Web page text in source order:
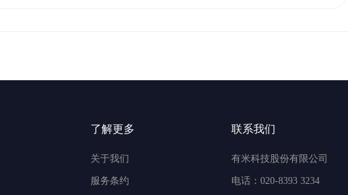
了解更多
关于我们
服务条约
联系我们
有米科技股份有限公司
电话：020-8393 3234